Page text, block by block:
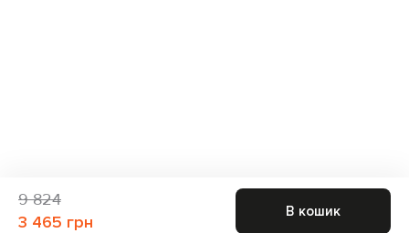
9 824
3 465 грн
В кошик